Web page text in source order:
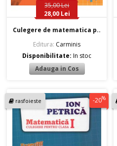
35,00 Lei
28,00 Lei
Culegere de matematica p..
Editura: Carminis
Disponibilitate:In stoc
rasfoieste -20%